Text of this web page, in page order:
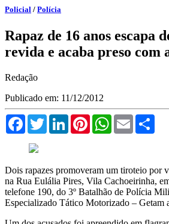
Policial / Polícia
Rapaz de 16 anos escapa
revida e acaba preso com
Redação
Publicado em: 11/12/2012
FacebookTwitterLinkedInPinterestWhatsApp
Email
Dois rapazes promoveram um tiroteio por
na Rua Eulália Pires, Vila Cachoeirinha,
telefone 190, do 3º Batalhão de Polícia
Especializado Tático Motorizado – Getam